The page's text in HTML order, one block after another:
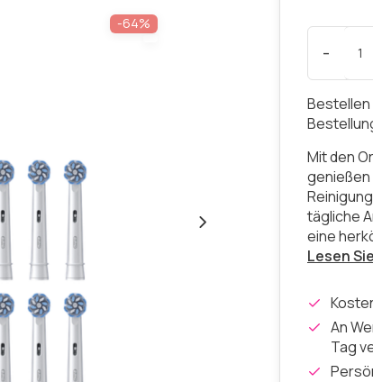
-64%
-
Bestellen
Mit den
genießen
tägliche
eine
Lesen
An
Tag